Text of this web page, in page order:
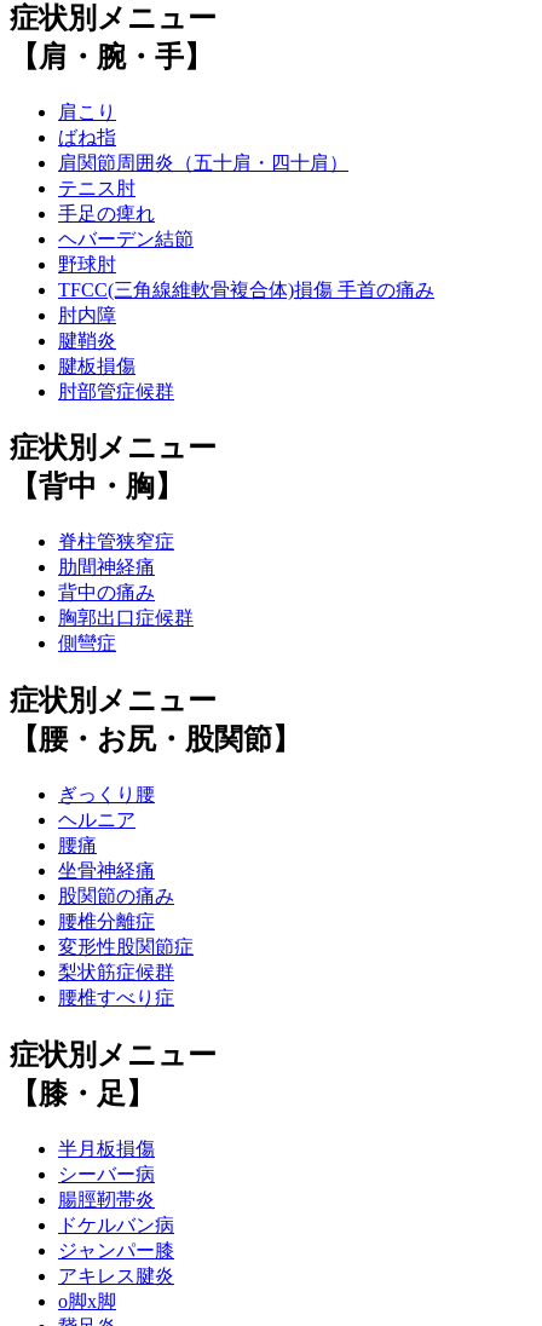
症状別メニュー
【肩・腕・手】
肩こり
ばね指
肩関節周囲炎（五十肩・四十肩）
テニス肘
手足の痺れ
ヘバーデン結節
野球肘
TFCC(三角線維軟骨複合体)損傷 手首の痛み
肘内障
腱鞘炎
腱板損傷
肘部管症候群
症状別メニュー
【背中・胸】
脊柱管狭窄症
肋間神経痛
背中の痛み
胸郭出口症候群
側彎症
症状別メニュー
【腰・お尻・股関節】
ぎっくり腰
ヘルニア
腰痛
坐骨神経痛
股関節の痛み
腰椎分離症
変形性股関節症
梨状筋症候群
腰椎すべり症
症状別メニュー
【膝・足】
半月板損傷
シーバー病
腸脛靭帯炎
ドケルバン病
ジャンパー膝
アキレス腱炎
o脚x脚